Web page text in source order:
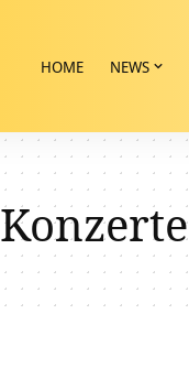
HOME NEWS
Konzerte